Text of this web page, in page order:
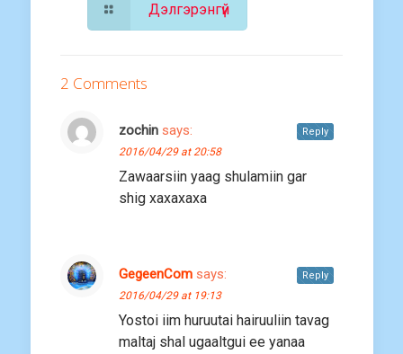
Дэлгэрэнгүй
2 Comments
zochin says:
2016/04/29 at 20:58
Zawaarsiin yaag shulamiin gar
shig xaxaxaxa
Reply
GegeenCom says:
2016/04/29 at 19:13
Yostoi iim huruutai hairuuliin tavag
maltaj shal ugaaltgui ee yanaa
Reply